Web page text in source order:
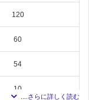
120
60
54
10